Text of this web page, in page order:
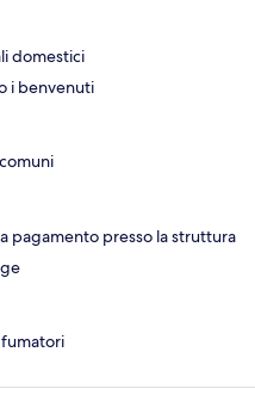
domestici
i benvenuti
pagamento presso la struttura